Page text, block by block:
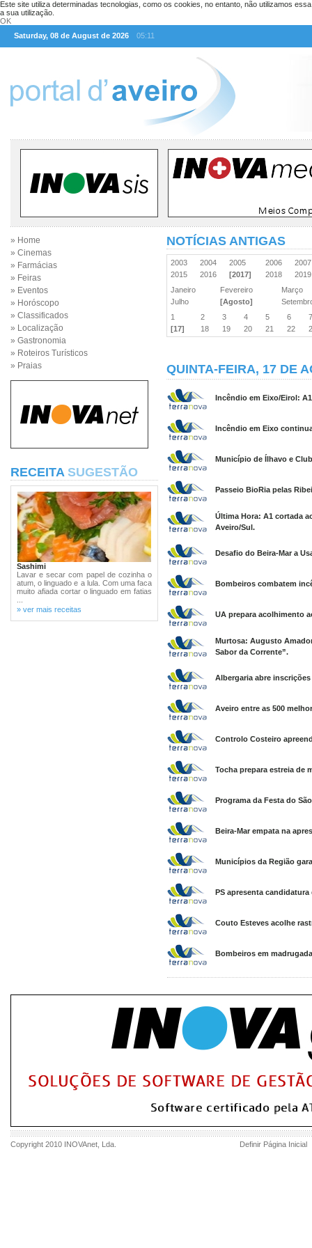
Este site utiliza determinadas tecnologias, como os cookies, no entanto, não utilizamos
a sua utilização.
OK
Saturday, 08 de August de 2026
05:11
» Home
» Cinemas
» Farmácias
» Feiras
» Eventos
» Horóscopo
» Classificados
» Localização
» Gastronomia
» Roteiros Turísticos
» Praias
RECEITA SUGESTÃO
Sashimi
Lavar e secar com papel de cozinha o
atum, o linguado e a lula. Com uma faca
muito afiada cortar o linguado em fatias
» ver mais receitas
NOTÍCIAS ANTIGAS
2003 2004 2005 2006
2015
2016 [2017] 2018
Janeiro
Fevereiro
Março
Julho
[Agosto]
1
2 3 4 5 6
[17]
18 19 20 21 22
QUINTA-FEIRA, 17 DE
Incêndio em Eixo/Eirol:
Incêndio em Eixo
Município de Ílhavo e
Passeio BioRia pelas
Última Hora: A1 cortada
Aveiro/Sul.
Desafio do Beira-Mar a
Bombeiros combatem
UA prepara acolhimento
Murtosa: Augusto
Sabor da Corrente”.
Albergaria abre
Aveiro entre as 500
Controlo Costeiro
Tocha prepara estreia de
Programa da Festa do
Beira-Mar empata na
Municípios da Região
PS apresenta
Couto Esteves acolhe
Bombeiros em
Copyright 2010 INOVAnet , Lda. Definir Página Inicial